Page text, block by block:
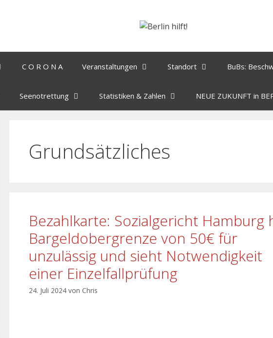
C O R O N A Veranstaltungen Standort BuBs:
Seenotrettung Statistiken & Zahlen NEUE ZUKUNFT in
Grundsätzliches
Bezahlkarte: Sozialgericht Hamburg
Bargeldobergrenze von 50€ für
unzulässig und sieht Notwendigkeit
einer Einzelfallprüfung
24. Juli 2024 von Chris